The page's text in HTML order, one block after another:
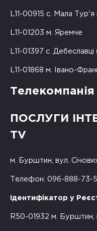
L11-00915 с. Мала
L11-01203 м. Яремче
L11-01397 с.
L11-01868 м. Івано-
Телекомпанія
ПОСЛУГИ
TV
м. Бурштин, вул. Січових
Телефон: 096-888-73-
Ідентифікатор у
R50-01932 м. Бурштин,